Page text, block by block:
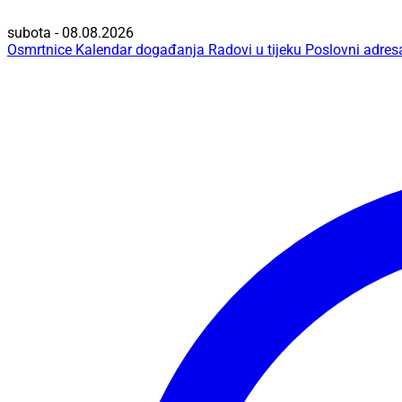
subota - 08.08.2026
Osmrtnice Kalendar događanja Radovi u tijeku Poslovni